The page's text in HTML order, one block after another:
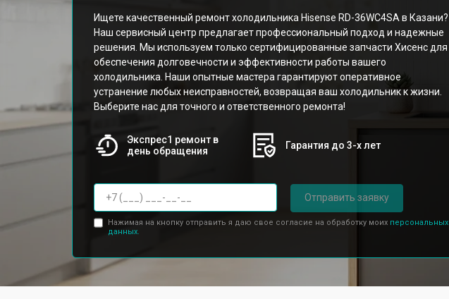
Ищете качественный ремонт холодильника Hisense RD-36WC4SA в Казани?
Наш сервисный центр предлагает профессиональный подход и надежные
решения. Мы используем только сертифицированные запчасти Хисенс для
обеспечения долговечности и эффективности работы вашего
холодильника. Наши опытные мастера гарантируют оперативное
устранение любых неисправностей, возвращая ваш холодильник к жизни.
Выберите нас для точного и ответственного ремонта!
Экспрес1 ремонт в
день обращения
Гарантия до 3-х лет
Отправить заявку
Нажимая на кнопку отправить я даю свое согласие на обработку моих персональных
данных.